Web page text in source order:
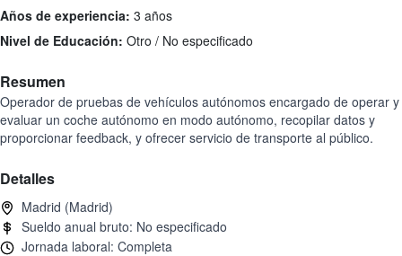
Años de experiencia: 3 años
Nivel de Educación: Otro / No especificado
Resumen
Operador de pruebas de vehículos autónomos encargado de operar y
evaluar un coche autónomo en modo autónomo, recopilar datos y
proporcionar feedback, y ofrecer servicio de transporte al público.
Detalles